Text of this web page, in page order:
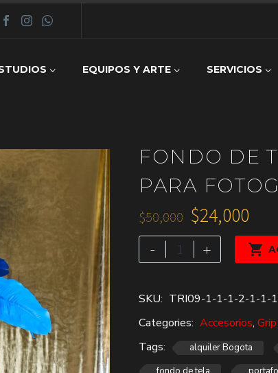
EQUIPOS Y ARTE SERVICIOS
FONDO DE
PARA
$50,000
El
precio
original
era:
$50,000.
$24,000
El
precio
actual
es:
$24,000.
-
fondo
de
dorado
fotográfia
cantidad
+ 
SKU: TRI09-1-1-1-2-1-1-
Categories: Accesorios,
Tags:
alquiler Bogota